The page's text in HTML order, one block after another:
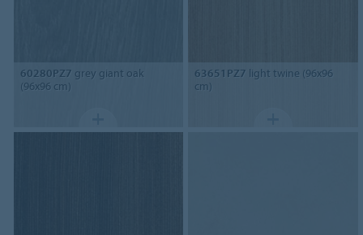
60280PZ7 grey giant oak
(96x96 cm)
63651PZ7 light twine (96x96
cm)